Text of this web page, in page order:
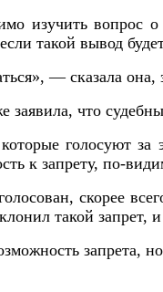
изучить вопрос
такой вывод
— сказала она,
заявила, что
голосуют
к запрету, по-
скорее
такой запрет,
запрета,